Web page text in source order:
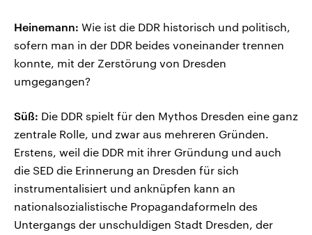
Heinemann: Wie ist die DDR historisch und politisch,
sofern man in der DDR beides voneinander trennen
konnte, mit der Zerstörung von Dresden
umgegangen?
Süß: Die DDR spielt für den Mythos Dresden eine ganz
zentrale Rolle, und zwar aus mehreren Gründen.
Erstens, weil die DDR mit ihrer Gründung und auch
die SED die Erinnerung an Dresden für sich
instrumentalisiert und anknüpfen kann an
nationalsozialistische Propagandaformeln des
Untergangs der unschuldigen Stadt Dresden, der